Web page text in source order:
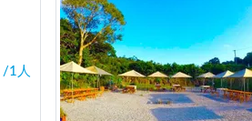
/1人